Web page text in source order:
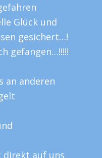
Glück und
gesichert…!
gefangen…!!!!!
an anderen
direkt auf uns